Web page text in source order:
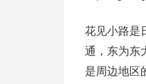
花见小路是
通，东为东
是周边地区